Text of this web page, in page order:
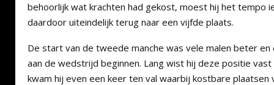
behoorlijk wat krachten had gekost, moest hij het tempo
daardoor uiteindelijk terug naar een vijfde plaats.
De start van de tweede manche was vele malen beter en
aan de wedstrijd beginnen. Lang wist hij deze positie
kwam hij even een keer ten val waarbij kostbare plaatsen